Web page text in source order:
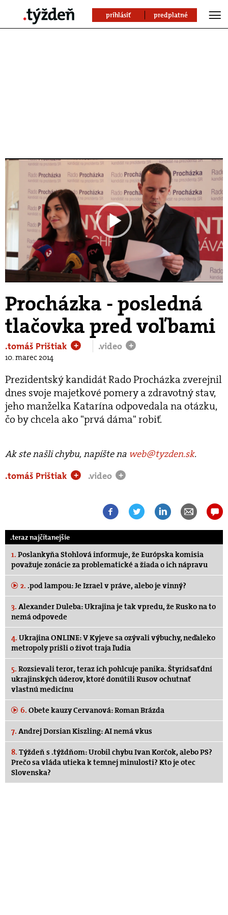
prihlásiť predplatné
Play
Video
Procházka - posledná
tlačovka pred voľbami
.tomáš Prištiak + .video +
10. marec 2014
Prezidentský kandidát Rado Procházka zverejnil
dnes svoje majetkové pomery a zdravotný stav,
jeho manželka Katarína odpovedala na otázku,
čo by chcela ako "prvá dáma" robiť.
Ak ste našli chybu, napíšte na web@tyzden.sk.
.tomáš Prištiak
+ .video +
.teraz najčítanejšie
1. Poslankyňa Stohlová informuje, že Európska komisia
považuje zonácie za problematické a žiada o ich nápravu
2. .pod lampou: Je Izrael v práve, alebo je vinný?
3. Alexander Duleba: Ukrajina je tak vpredu, že Rusko na to
nemá odpovede
4. Ukrajina ONLINE: V Kyjeve sa ozývali výbuchy, neďaleko
metropoly prišli o život traja ľudia
5. Rozsievali teror, teraz ich pohlcuje panika. Štyridsať dní
ukrajinských úderov, ktoré donútili Rusov ochutnať
vlastnú medicínu
6. Obete kauzy Cervanová: Roman Brázda
7. Andrej Dorsian Kiszling: AI nemá vkus
8. Týždeň s .týždňom: Urobil chybu Ivan Korčok, alebo PS?
Prečo sa vláda utieka k temnej minulosti? Kto je otec
Slovenska?